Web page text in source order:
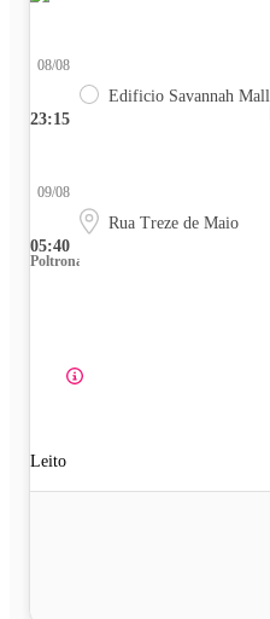
23:15
08/08
Edificio Savannah Mall
05:40
09/08
Rua Treze de Maio
Poltrona
Leito